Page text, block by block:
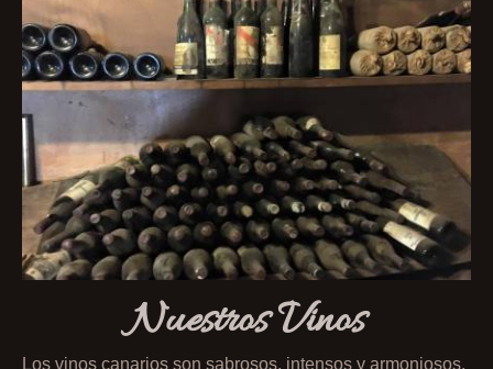
Nuestros Vinos
Los vinos canarios son sabrosos, intensos y armoniosos.